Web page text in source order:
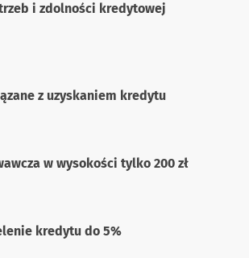
i zdolności kredytowej
z uzyskaniem kredytu
w wysokości tylko 200 zł
kredytu do 5%